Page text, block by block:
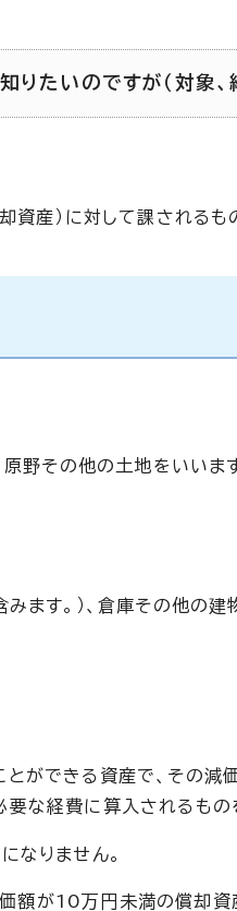
りたいのですが（対象
資産）に対して課されるも
原野その他の土地をいいま
ます。）、倉庫その他の建
ができる資産で、その
な経費に算入されるもの
なりません。
額が10万円未満の償却資